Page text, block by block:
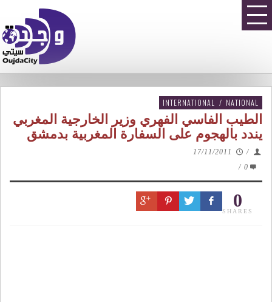
INTERNATIONAL / NATIONAL
الطيب الفاسي الفهري وزير الخارجية المغربي
يندد بالهجوم على السفارة المغربية بدمشق
/
17/11/2011
0
/
0
SHARES